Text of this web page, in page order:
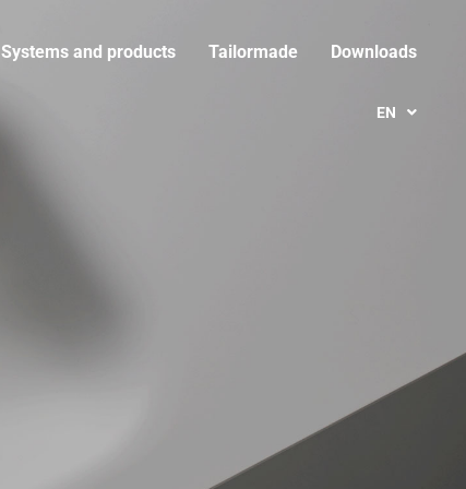
Systems and products Tailormade Downloads
EN